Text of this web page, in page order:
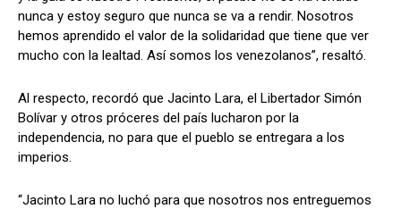
nunca y estoy seguro que nunca se va a rendir. Nosotros
hemos aprendido el valor de la solidaridad que tiene que ver
mucho con la lealtad. Así somos los venezolanos”, resaltó.
Al respecto, recordó que Jacinto Lara, el Libertador Simón
Bolívar y otros próceres del país lucharon por la
independencia, no para que el pueblo se entregara a los
imperios.
“Jacinto Lara no luchó para que nosotros nos entreguemos